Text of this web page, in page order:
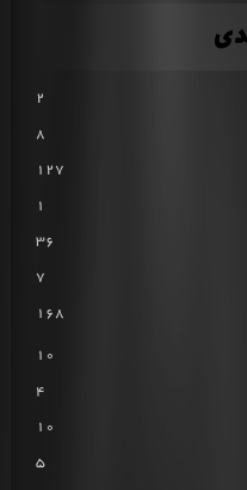
2
8
127
1
36
7
168
10
4
10
5